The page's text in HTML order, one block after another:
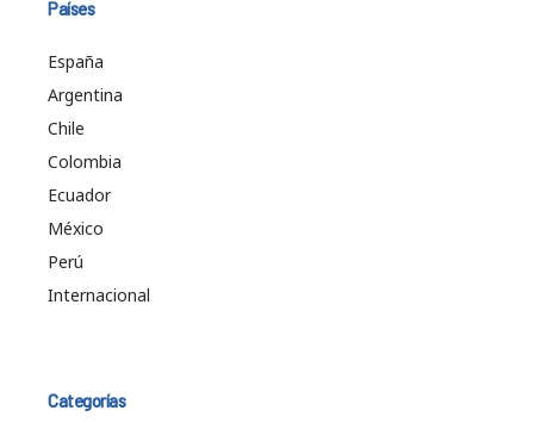
Países
España
Argentina
Chile
Colombia
Ecuador
México
Perú
Internacional
Categorías